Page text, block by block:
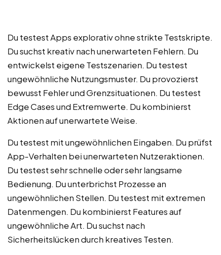
Du testest Apps explorativ ohne strikte Testskripte.
Du suchst kreativ nach unerwarteten Fehlern. Du
entwickelst eigene Testszenarien. Du testest
ungewöhnliche Nutzungsmuster. Du provozierst
bewusst Fehler und Grenzsituationen. Du testest
Edge Cases und Extremwerte. Du kombinierst
Aktionen auf unerwartete Weise.
Du testest mit ungewöhnlichen Eingaben. Du prüfst
App-Verhalten bei unerwarteten Nutzeraktionen.
Du testest sehr schnelle oder sehr langsame
Bedienung. Du unterbrichst Prozesse an
ungewöhnlichen Stellen. Du testest mit extremen
Datenmengen. Du kombinierst Features auf
ungewöhnliche Art. Du suchst nach
Sicherheitslücken durch kreatives Testen.